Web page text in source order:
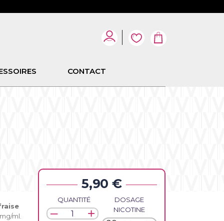
CONTACT
ml.
5,90 €
QUANTITÉ
DOSAGE
NICOTINE